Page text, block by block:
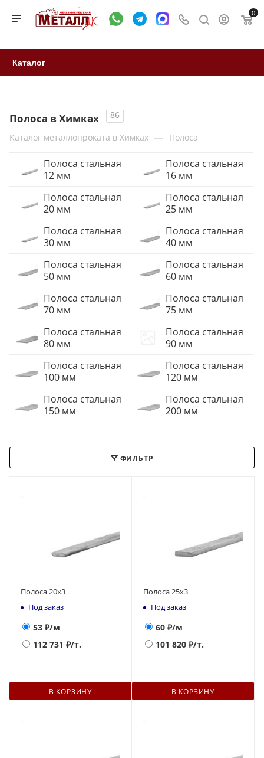
0
Каталог
Полоса в Химках
86
Каталог металлопроката в Химках — Полоса
Полоса стальная
12 мм
Полоса стальная
16 мм
Полоса стальная
20 мм
Полоса стальная
25 мм
Полоса стальная
30 мм
Полоса стальная
40 мм
Полоса стальная
50 мм
Полоса стальная
60 мм
Полоса стальная
70 мм
Полоса стальная
75 мм
Полоса стальная
80 мм
Полоса стальная
90 мм
Полоса стальная
100 мм
Полоса стальная
120 мм
Полоса стальная
150 мм
Полоса стальная
200 мм
ФИЛЬТР
Полоса 20х3
Под заказ
53 ₽/м
112 731 ₽/т.
В КОРЗИНУ
Полоса 25х3
Под заказ
60 ₽/м
101 820 ₽/т.
В КОРЗИНУ